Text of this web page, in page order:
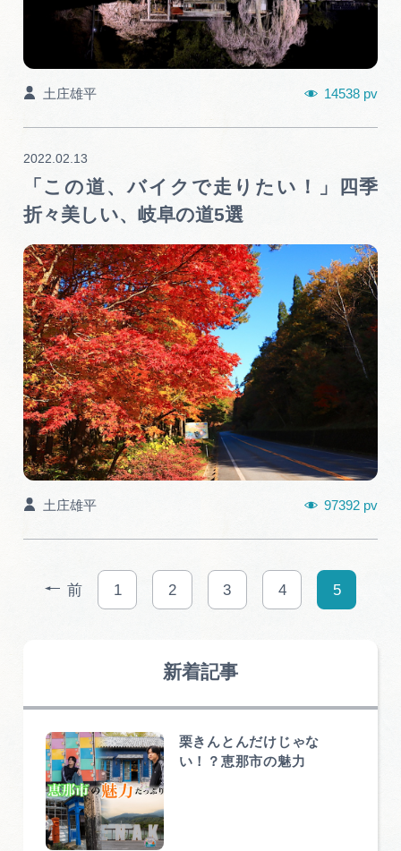
14538 pv
土庄雄平
「この道、バイクで走りたい！」四季
折々美しい、岐阜の道5選
2022.02.13
97392 pv
土庄雄平
前 1 2 3 4 5
新着記事
栗きんとんだけじゃな
い！？恵那市の魅力